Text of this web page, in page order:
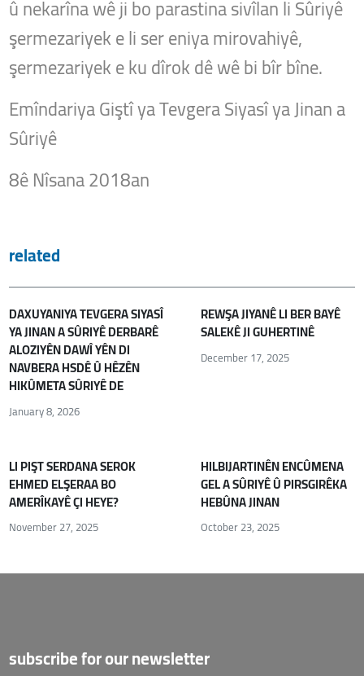
û nekarîna wê ji bo parastina sivîlan li Sûriyê
şermezariyek e li ser eniya mirovahiyê,
şermezariyek e ku dîrok dê wê bi bîr bîne.
Emîndariya Giştî ya Tevgera Siyasî ya Jinan a
Sûriyê
8ê Nîsana 2018an
related
DAXUYANIYA TEVGERA SIYASÎ
YA JINAN A SÛRIYÊ DERBARÊ
ALOZIYÊN DAWÎ YÊN DI
NAVBERA HSDÊ Û HÊZÊN
HIKÛMETA SÛRIYÊ DE
January 8, 2026
REWŞA JIYANÊ LI BER BAYÊ
SALEKÊ JI GUHERTINÊ
December 17, 2025
LI PIŞT SERDANA SEROK
EHMED ELŞERAA BO
AMERÎKAYÊ ÇI HEYE?
November 27, 2025
HILBIJARTINÊN ENCÛMENA
GEL A SÛRIYÊ Û PIRSGIRÊKA
HEBÛNA JINAN
October 23, 2025
subscribe for our newsletter